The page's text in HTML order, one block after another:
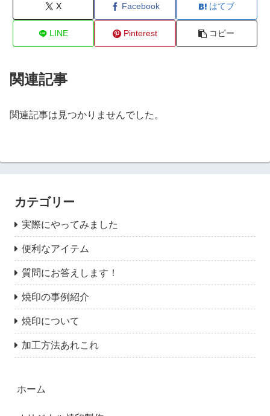
X Facebook はてブ
LINE Pinterest コピー
関連記事
関連記事は見つかりませんでした。
カテゴリー
実際にやってみました
便利なアイテム
質問にお答えします！
焼印の事例紹介
焼印について
加工方法あれこれ
ホーム